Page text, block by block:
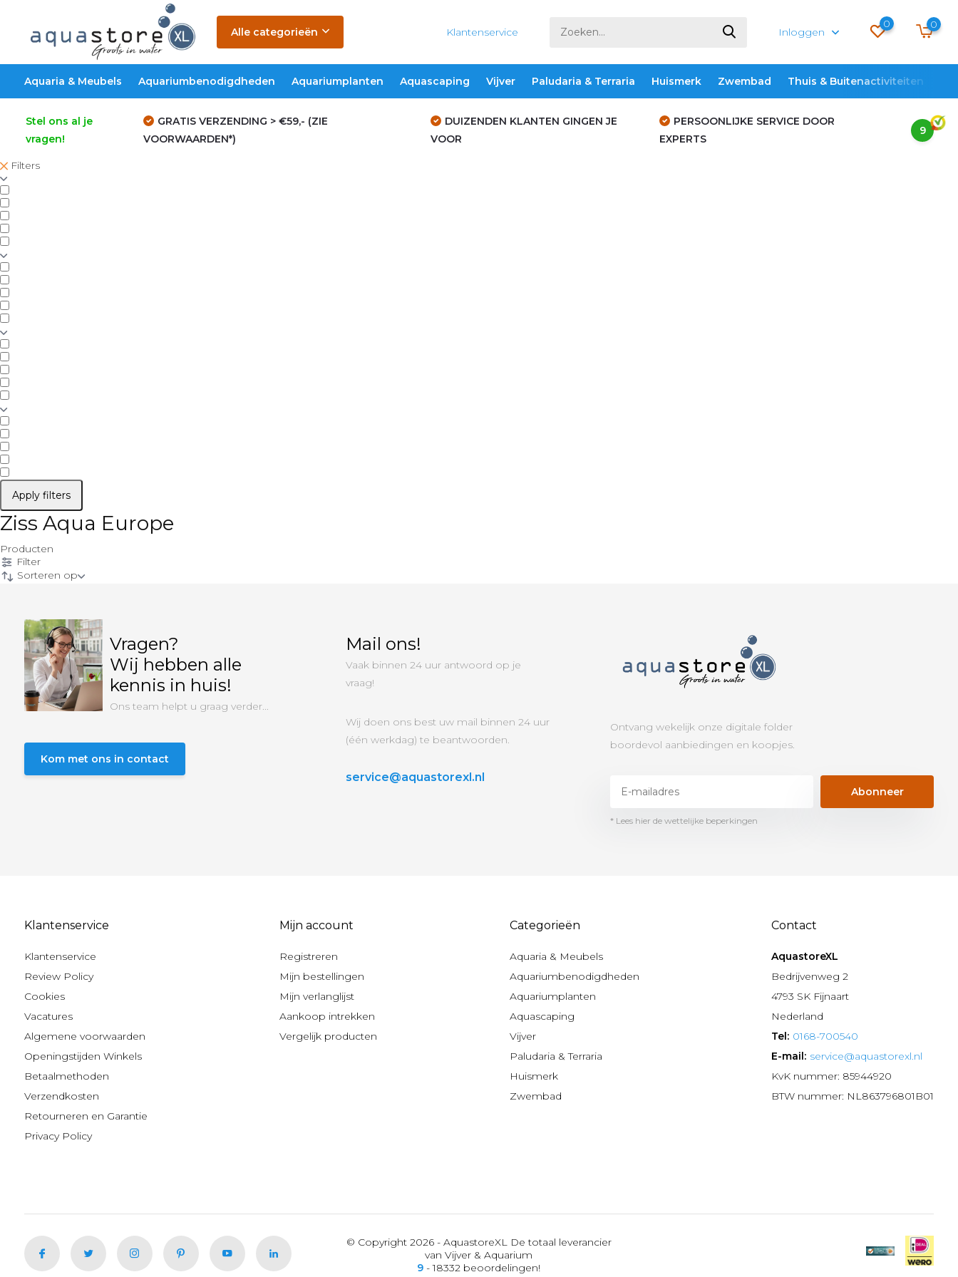
Alle categorieën Klantenservice Inloggen
0 0
Aquaria & Meubels Aquariumbenodigdheden Aquariumplanten Aquascaping Vijver Paludaria & Terraria Huismerk Zwembad Thuis & Buitenactiviteiten
Stel ons al je
vragen!
GRATIS VERZENDING > €59,- (ZIE
VOORWAARDEN*)
DUIZENDEN KLANTEN GINGEN JE
VOOR
PERSOONLIJKE SERVICE DOOR
EXPERTS
9
Filters
Apply filters
Ziss Aqua Europe
Producten
Filter
Sorteren op
Vragen?
Wij hebben alle
kennis in huis!
Ons team helpt u graag verder...
Kom met ons in contact
Mail ons!
Vaak binnen 24 uur antwoord op je
vraag!
Wij doen ons best uw mail binnen 24 uur
(één werkdag) te beantwoorden.
service@aquastorexl.nl
Ontvang wekelijk onze digitale folder
boordevol aanbiedingen en koopjes.
Abonneer
* Lees hier de wettelijke beperkingen
Klantenservice
Klantenservice
Review Policy
Cookies
Vacatures
Algemene voorwaarden
Openingstijden Winkels
Betaalmethoden
Verzendkosten
Retourneren en Garantie
Privacy Policy
Mijn account
Registreren
Mijn bestellingen
Mijn verlanglijst
Aankoop intrekken
Vergelijk producten
Categorieën
Aquaria & Meubels
Aquariumbenodigdheden
Aquariumplanten
Aquascaping
Vijver
Paludaria & Terraria
Huismerk
Zwembad
Contact
AquastoreXL
Bedrijvenweg 2
4793 SK Fijnaart
Nederland
Tel: 0168-700540
E-mail: service@aquastorexl.nl
KvK nummer: 85944920
BTW nummer: NL863796801B01
© Copyright 2026 - AquastoreXL De totaal leverancier
van Vijver & Aquarium
9 - 18332 beoordelingen!